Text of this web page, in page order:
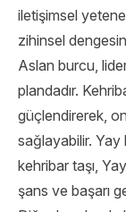
iletişimsel
zihinsel
Aslan burcu,
plandadır.
güçlendirerek,
sağlayabilir. Yay
kehribar taşı,
şans ve başarı